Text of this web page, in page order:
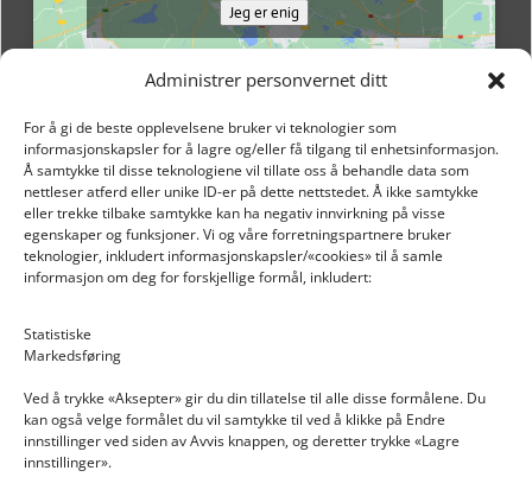
Administrer personvernet ditt
For å gi de beste opplevelsene bruker vi teknologier som
informasjonskapsler for å lagre og/eller få tilgang til enhetsinformasjon.
Å samtykke til disse teknologiene vil tillate oss å behandle data som
nettleser atferd eller unike ID-er på dette nettstedet. Å ikke samtykke
eller trekke tilbake samtykke kan ha negativ innvirkning på visse
egenskaper og funksjoner. Vi og våre forretningspartnere bruker
teknologier, inkludert informasjonskapsler/«cookies» til å samle
informasjon om deg for forskjellige formål, inkludert:
Statistiske
Markedsføring
Ved å trykke «Aksepter» gir du din tillatelse til alle disse formålene. Du
kan også velge formålet du vil samtykke til ved å klikke på Endre
innstillinger ved siden av Avvis knappen, og deretter trykke «Lagre
innstillinger».
Jeg er enig